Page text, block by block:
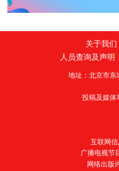
镇、村两级干
益测算，发现
关于我们
人员查询及声明
地址：北京市东
投稿及媒体
互联网信
广播电视节
网络出版